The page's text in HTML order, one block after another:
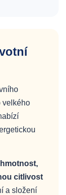
velkého
citlivost
a složení